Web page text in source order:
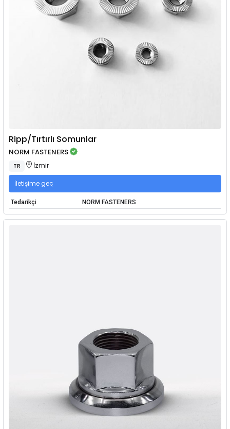
Ripp/Tırtırlı Somunlar
NORM FASTENERS
TR İzmir
İletişime geç
Tedarikçi NORM FASTENERS